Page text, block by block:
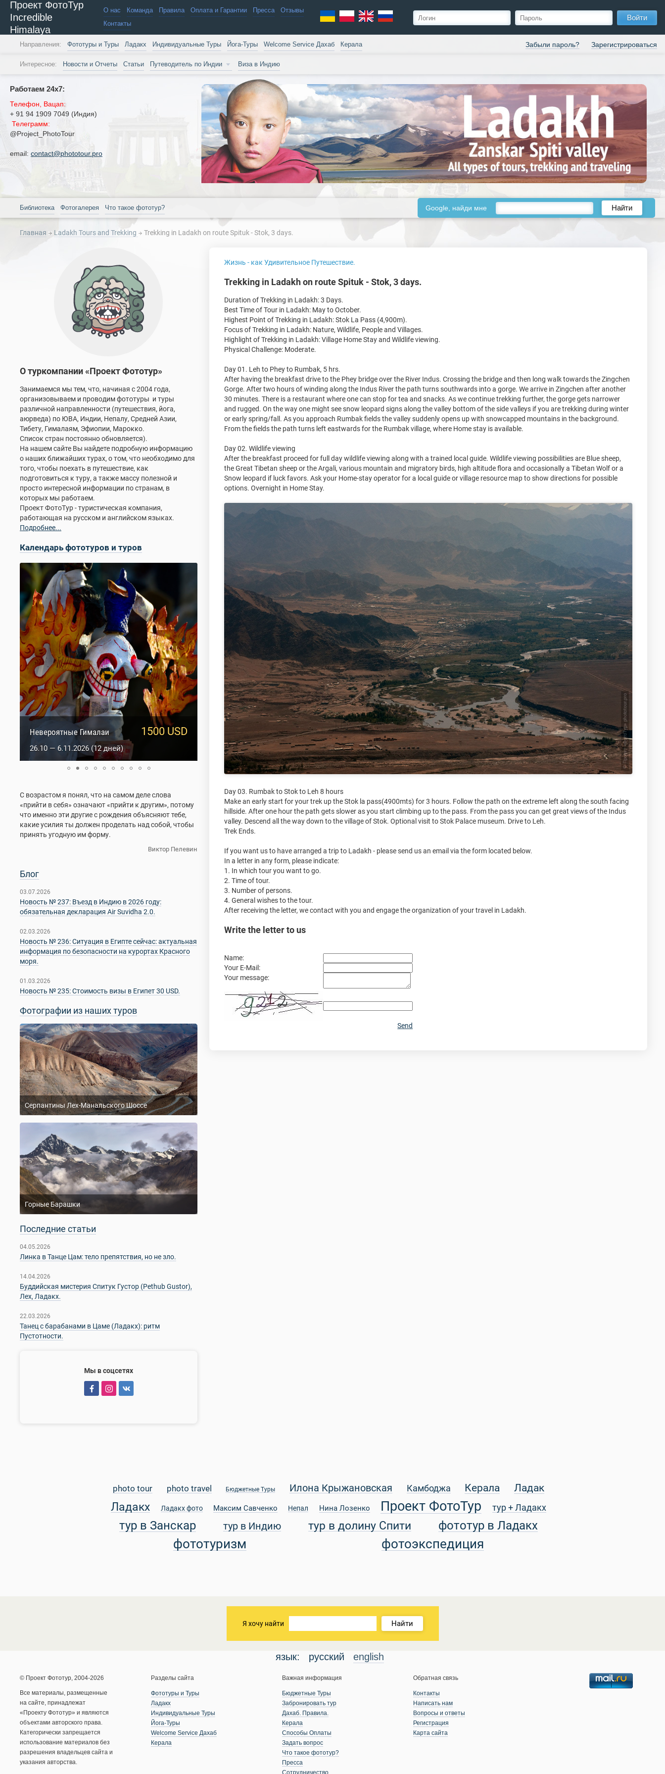
Проект ФотоТур
Incredible
Himalaya
О нас Команда Правила Оплата и Гарантии Пресса
Отзывы
Контакты
Войти
Забыли пароль? Зарегистрироваться
Направления: Фототуры и Туры Ладакх Индивидуальные Туры Йога-Туры Welcome Service Дахаб Керала
Интересное: Новости и Отчеты Статьи Путеводитель по Индии Виза в Индию
Работаем 24х7:
Телефон, Вацап:
+ 91 94 1909 7049 (Индия)
Телеграмм:
@Project_PhotoTour
email: contact@phototour.pro
Библиотека Фотогалерея Что такое фототур? Google, найди мне Найти
Главная Ladakh Tours and Trekking Trekking in Ladakh on route Spituk - Stok, 3 days.
О туркомпании «Проект Фототур»
Занимаемся мы тем, что, начиная с 2004 года,
организовываем и проводим фототуры и туры
различной направленности (путешествия, йога,
аюрведа) по ЮВА, Индии, Непалу, Средней Азии,
Тибету, Гималаям, Эфиопии, Марокко.
Список стран постоянно обновляется).
На нашем сайте Вы найдете подробную информацию
о наших ближайших турах, о том, что необходимо для
того, чтобы поехать в путешествие, как
подготовиться к туру, а также массу полезной и
просто интересной информации по странам, в
которых мы работаем.
Проект ФотоТур - туристическая компания,
работающая на русском и английском языках.
Подробнее...
Календарь фототуров и туров
950 USD
Сакральный Ладакх
5.10 — 14.10.2026 (10 дней)
1500 USD
Невероятные Гималаи
26.10 — 6.11.2026 (12 дней)
С возрастом я понял, что на самом деле слова
«прийти в себя» означают «прийти к другим», потому
что именно эти другие с рождения объясняют тебе,
какие усилия ты должен проделать над собой, чтобы
принять угодную им форму.
Виктор Пелевин
Блог
03.07.2026
Новость № 237: Въезд в Индию в 2026 году:
обязательная декларация Air Suvidha 2.0.
02.03.2026
Новость № 236: Ситуация в Египте сейчас: актуальная
информация по безопасности на курортах Красного
моря.
01.03.2026
Новость № 235: Стоимость визы в Египет 30 USD.
Фотографии из наших туров
Серпантины Лех-Манальского Шоссе
Горные Барашки
Последние статьи
04.05.2026
Линка в Танце Цам: тело препятствия, но не зло.
14.04.2026
Буддийская мистерия Спитук Густор (Pethub Gustor),
Лех, Ладакх.
22.03.2026
Танец с барабанами в Цаме (Ладакх): ритм
Пустотности.
Мы в соцсетях
Жизнь - как Удивительное Путешествие.
Trekking in Ladakh on route Spituk - Stok, 3 days.
Duration of Trekking in Ladakh: 3 Days.
Best Time of Tour in Ladakh: May to October.
Highest Point of Trekking in Ladakh: Stok La Pass (4,900m).
Focus of Trekking in Ladakh: Nature, Wildlife, People and Villages.
Highlight of Trekking in Ladakh: Village Home Stay and Wildlife viewing.
Physical Challenge: Moderate.
Day 01. Leh to Phey to Rumbak, 5 hrs.
After having the breakfast drive to the Phey bridge over the River Indus. Crossing the bridge and then long walk towards the Zingchen
Gorge. After two hours of winding along the Indus River the path turns southwards into a gorge. We arrive in Zingchen after another
30 minutes. There is a restaurant where one can stop for tea and snacks. As we continue trekking further, the gorge gets narrower
and rugged. On the way one might see snow leopard signs along the valley bottom of the side valleys if you are trekking during winter
or early spring/fall. As you approach Rumbak fields the valley suddenly opens up with snowcapped mountains in the background.
From the fields the path turns left eastwards for the Rumbak village, where Home stay is available.
Day 02. Wildlife viewing
After the breakfast proceed for full day wildlife viewing along with a trained local guide. Wildlife viewing possibilities are Blue sheep,
the Great Tibetan sheep or the Argali, various mountain and migratory birds, high altitude flora and occasionally a Tibetan Wolf or a
Snow leopard if luck favors. Ask your Home-stay operator for a local guide or village resource map to show directions for possible
options. Overnight in Home Stay.
Day 03. Rumbak to Stok to Leh 8 hours
Make an early start for your trek up the Stok la pass(4900mts) for 3 hours. Follow the path on the extreme left along the south facing
hillside. After one hour the path gets slower as you start climbing up to the pass. From the pass you can get great views of the Indus
valley. Descend all the way down to the village of Stok. Optional visit to Stok Palace museum. Drive to Leh.
Trek Ends.
If you want us to have arranged a trip to Ladakh - please send us an email via the form located below.
In a letter in any form, please indicate:
1. In which tour you want to go.
2. Time of tour.
3. Number of persons.
4. General wishes to the tour.
After receiving the letter, we contact with you and engage the organization of your travel in Ladakh.
Write the letter to us
Name:
Your E-Mail:
Your message:
Send
photo tour photo travel Бюджетные Туры Илона Крыжановская Камбоджа Керала Ладак
Ладакх Ладакх фото Максим Савченко Непал Нина Лозенко Проект ФотоТур тур + Ладакх
тур в Занскар тур в Индию тур в долину Спити фототур в Ладакх
фототуризм фотоэкспедиция
Я хочу найти Найти
язык: русский english
© Проект Фототур, 2004-2026
Все материалы, размещенные
на сайте, принадлежат
«Проекту Фототур» и являются
объектами авторского права.
Категорически запрещается
использование материалов без
разрешения владельцев сайта и
указания авторства.
Разделы сайта
Фототуры и Туры
Ладакх
Индивидуальные Туры
Йога-Туры
Welcome Service Дахаб
Керала
Важная информация
Бюджетные Туры
Забронировать тур
Дахаб. Правила.
Керала
Способы Оплаты
Задать вопрос
Что такое фототур?
Пресса
Сотрудничество
Обратная связь
Контакты
Написать нам
Вопросы и ответы
Регистрация
Карта сайта